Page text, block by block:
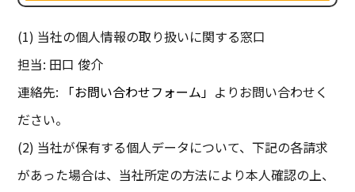
(1) 当社の個人情報の取り扱いに関する窓口
担当: 田口 俊介
連絡先:
「お問い合わせフォーム」 よりお問い合わせく
ださい。
(2) 当社が保有する個人データについて、下記の各請求
があった場合は、当社所定の方法により本人確認の上、